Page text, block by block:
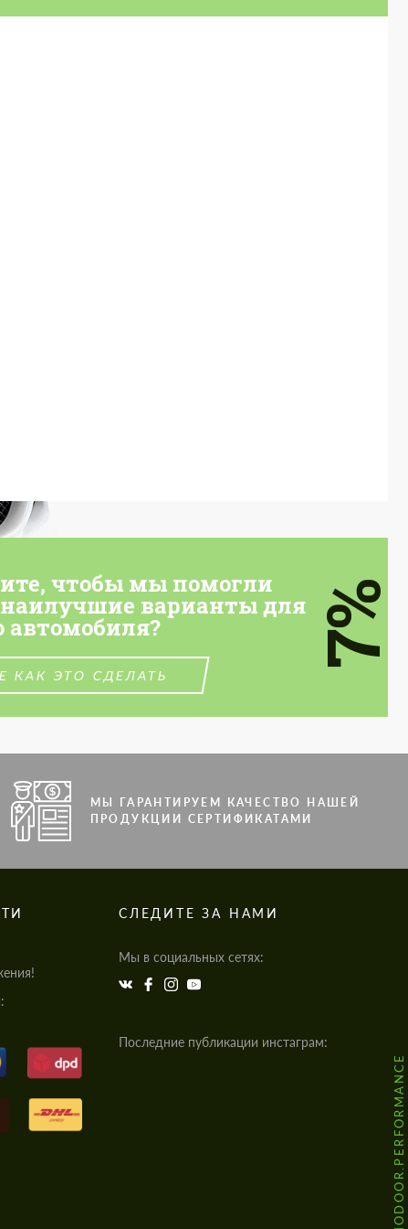
чтобы мы помогли
варианты для
автомобиля?
КАК ЭТО СДЕЛАТЬ
7%
МЫ ГАРАНТИРУЕМ КАЧЕСТВО НАШЕЙ
ПРОДУКЦИИ СЕРТИФИКАТАМИ
СЛЕДИТЕ ЗА НАМИ
Мы в социальных сетях:
Последние публикации инстаграм:
@HODOOR.PERFORMANCE